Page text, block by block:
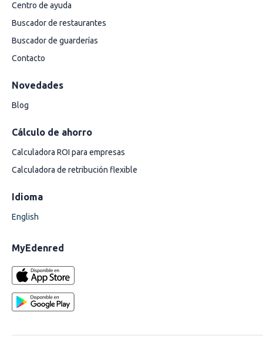
Centro de ayuda
Buscador de restaurantes
Buscador de guarderías
Contacto
Novedades
Blog
Cálculo de ahorro
Calculadora ROI para empresas
Calculadora de retribución flexible
Idioma
English
MyEdenred